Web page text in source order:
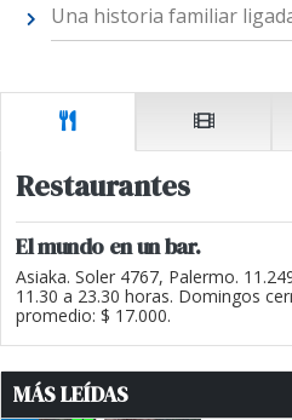
Una historia familiar
Restaurantes
El mundo en un bar.
Asiaka. Soler 4767, Palermo.
11.30 a 23.30 horas. Domingos
promedio: $ 17.000.
MÁS LEÍDAS